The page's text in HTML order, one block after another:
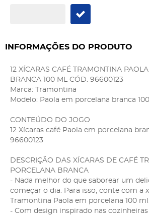
INFORMAÇÕES DO PRODUTO
12 XÍCARAS CAFÉ TRAMONTINA
BRANCA 100 ML CÓD. 96600123
Marca: Tramontina
Modelo: Paola em porcelana branca
CONTEÚDO DO JOGO
12 Xícaras café Paola em porcelana
96600123
DESCRIÇÃO DAS XÍCARAS DE CAFÉ
PORCELANA BRANCA
- Nada melhor do que saborear um
começar o dia. Para isso, conte com a
Tramontina Paola em porcelana 100 ml.
- Com design inspirado nas cozinheiras